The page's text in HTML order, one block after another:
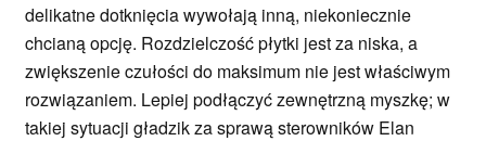
delikatne dotknięcia wywołają inną, niekoniecznie
chcianą opcję. Rozdzielczość płytki jest za niska, a
zwiększenie czułości do maksimum nie jest właściwym
rozwiązaniem. Lepiej podłączyć zewnętrzną myszkę; w
takiej sytuacji gładzik za sprawą sterowników Elan